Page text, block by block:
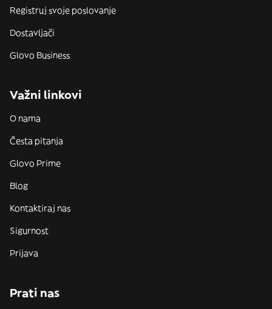
Registruj svoje poslovanje
Dostavljači
Glovo Business
Važni linkovi
O nama
Česta pitanja
Glovo Prime
Blog
Kontaktiraj nas
Sigurnost
Prijava
Prati nas